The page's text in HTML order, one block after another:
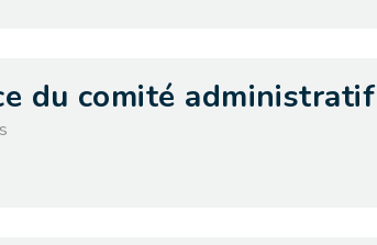
du comité administratif